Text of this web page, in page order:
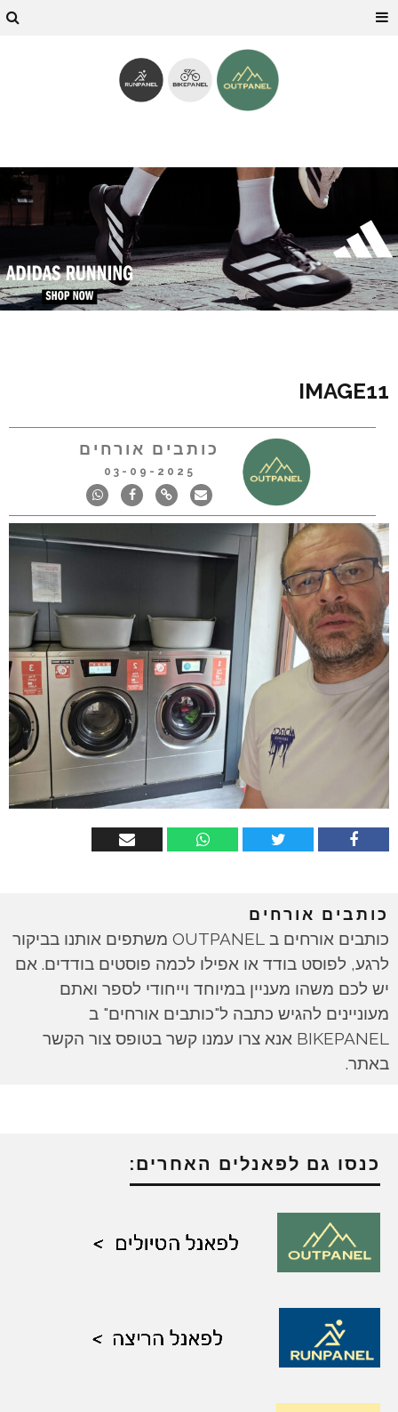
IMAGE11
כותבים אורחים
03-09-2025
כותבים אורחים
כותבים אורחים ב OUTPANEL משתפים אותנו בביקור
לרגע, לפוסט בודד או אפילו לכמה פוסטים בודדים. אם
יש לכם משהו מעניין במיוחד וייחודי לספר ואתם
מעוניינים להגיש כתבה ל"כותבים אורחים" ב
BIKEPANEL אנא צרו עמנו קשר בטופס צור הקשר
באתר.
כנסו גם לפאנלים האחרים: